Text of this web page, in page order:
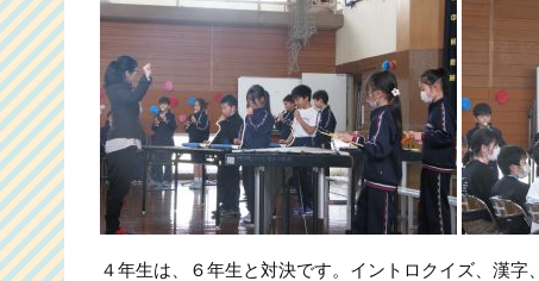
４年生は、６年生と対決です。イントロクイズ、漢